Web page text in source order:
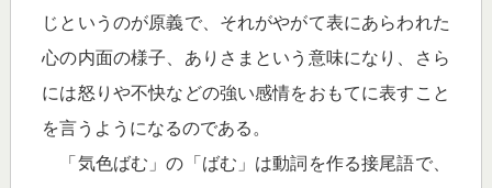
じというのが原義で、それがやがて表にあらわれた
心の内面の様子、ありさまという意味になり、さら
には怒りや不快などの強い感情をおもてに表すこと
を言うようになるのである。
「気色ばむ」の「ばむ」は動詞を作る接尾語で、